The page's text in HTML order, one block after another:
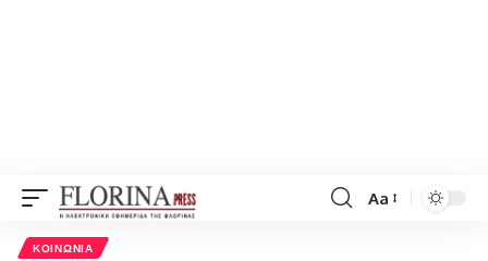
Font
Aa
ΚΟΙΝΩΝΊΑ